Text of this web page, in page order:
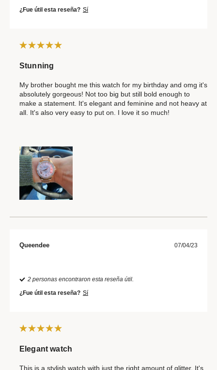
¿Fue útil esta reseña? Sí
Stunning
My brother bought me this watch for my birthday and omg it's
absolutely gorgeous! Not too big but still bold enough to
make a statement. It's elegant and feminine and not heavy at
all. It's also very easy to put on. I love it so much!
Queendee 07/04/23
2 personas encontraron esta reseña útil.
¿Fue útil esta reseña? Sí
Elegant watch
This is a stylish watch with just the right amount of glitter. It's